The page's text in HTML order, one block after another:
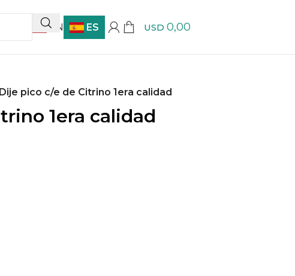
EN ES USD 0,00
pico c/e de Citrino 1era calidad
1era calidad